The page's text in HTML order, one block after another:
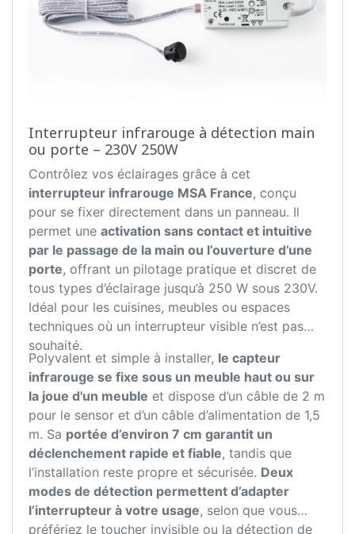
Interrupteur infrarouge à détection main
ou porte – 230V 250W
Contrôlez vos éclairages grâce à cet
interrupteur infrarouge MSA France, conçu
pour se fixer directement dans un panneau. Il
permet une activation sans contact et intuitive
par le passage de la main ou l’ouverture d’une
porte, offrant un pilotage pratique et discret de
tous types d’éclairage jusqu’à 250 W sous 230V.
Idéal pour les cuisines, meubles ou espaces
techniques où un interrupteur visible n’est pas
souhaité.
Polyvalent et simple à installer, le capteur
infrarouge se fixe sous un meuble haut ou sur
la joue d'un meuble et dispose d’un câble de 2 m
pour le sensor et d’un câble d’alimentation de 1,5
m. Sa portée d’environ 7 cm garantit un
déclenchement rapide et fiable, tandis que
l’installation reste propre et sécurisée. Deux
modes de détection permettent d’adapter
l’interrupteur à votre usage, selon que vous
préfériez le toucher invisible ou la détection de